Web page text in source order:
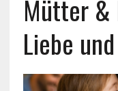
Mütter &
Liebe